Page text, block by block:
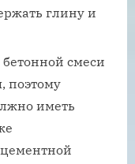
глину и
смеси
поэтому
иметь
цементной